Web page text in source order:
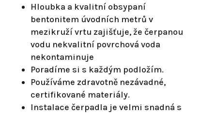
Hloubka a kvalitní obsypaní
bentonitem úvodních metrů v
mezikruží vrtu zajišťuje, že čerpanou
vodu nekvalitní povrchová voda
nekontaminuje
Poradíme si s každým podložím.
Používáme zdravotně nezávadné,
certifikované materiály.
Instalace čerpadla je velmi snadná s